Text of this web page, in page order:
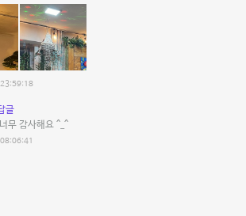
글
무 감사해요 ^_^